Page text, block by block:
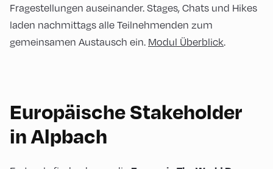
Fragestellungen auseinander. Stages, Chats und Hikes
laden nachmittags alle Teilnehmenden zum
gemeinsamen Austausch ein. Modul Überblick.
Europäische Stakeholder
in Alpbach